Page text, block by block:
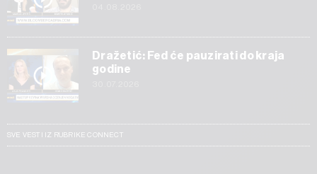
Dražetić: Fed će pauzirati do kraja
godine
SVE VESTI IZ RUBRIKE CONNECT